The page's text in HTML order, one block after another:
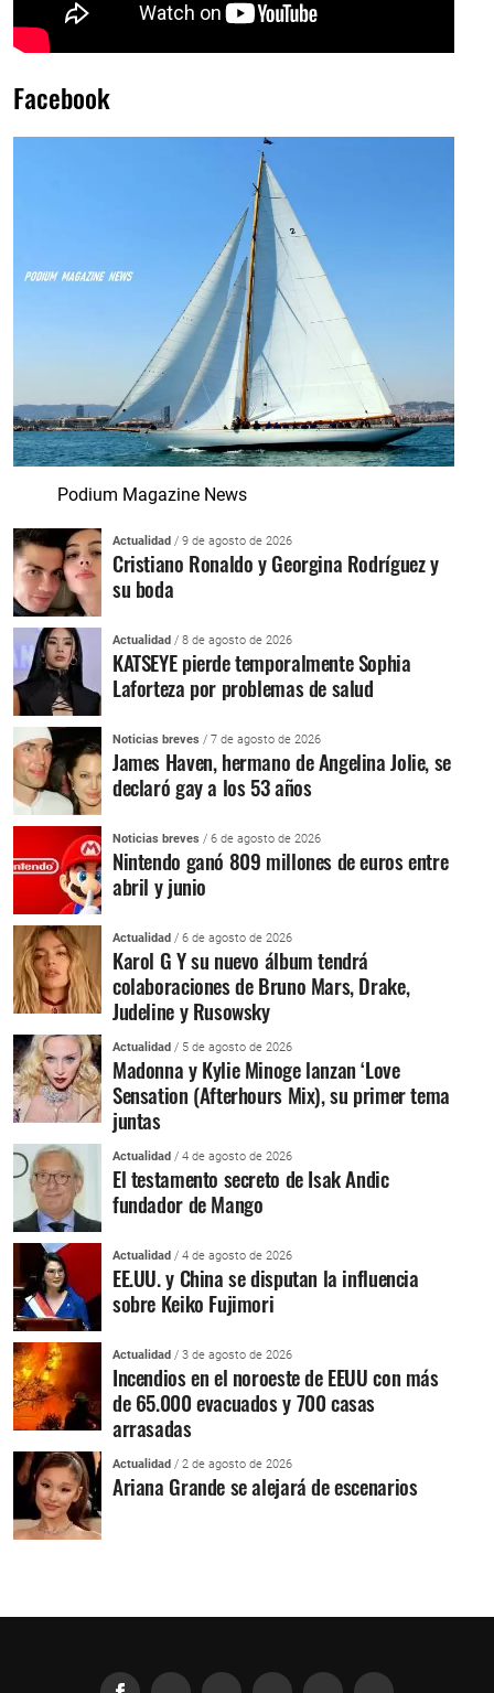
Facebook
Podium Magazine News
Actualidad / 9 de agosto de 2026
Cristiano Ronaldo y Georgina Rodríguez y
su boda
Actualidad / 8 de agosto de 2026
KATSEYE pierde temporalmente Sophia
Laforteza por problemas de salud
Noticias breves / 7 de agosto de 2026
James Haven, hermano de Angelina Jolie, se
declaró gay a los 53 años
Noticias breves / 6 de agosto de 2026
Nintendo ganó 809 millones de euros entre
abril y junio
Actualidad / 6 de agosto de 2026
Karol G Y su nuevo álbum tendrá
colaboraciones de Bruno Mars, Drake,
Judeline y Rusowsky
Actualidad / 5 de agosto de 2026
Madonna y Kylie Minoge lanzan ‘Love
Sensation (Afterhours Mix), su primer tema
juntas
Actualidad / 4 de agosto de 2026
El testamento secreto de Isak Andic
fundador de Mango
Actualidad / 4 de agosto de 2026
EE.UU. y China se disputan la influencia
sobre Keiko Fujimori
Actualidad / 3 de agosto de 2026
Incendios en el noroeste de EEUU con más
de 65.000 evacuados y 700 casas
arrasadas
Actualidad / 2 de agosto de 2026
Ariana Grande se alejará de escenarios